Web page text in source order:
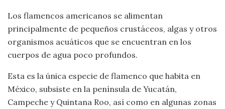
Los flamencos americanos se alimentan
principalmente de pequeños crustáceos, algas y otros
organismos acuáticos que se encuentran en los
cuerpos de agua poco profundos.
Esta es la única especie de flamenco que habita en
México, subsiste en la península de Yucatán,
Campeche y Quintana Roo, así como en algunas zonas